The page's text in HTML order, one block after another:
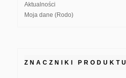
Aktualności
Moja dane (Rodo)
ZNACZNIKI PRODUKTU